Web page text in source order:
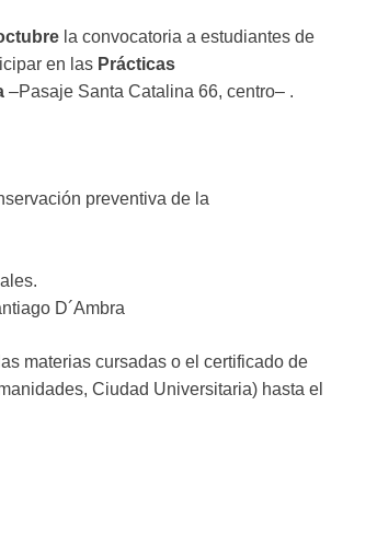
la convocatoria a estudiantes de
en las Prácticas
–Pasaje Santa Catalina 66, centro– .
preventiva de la
D´Ambra
materias cursadas o el certificado de
Ciudad Universitaria) hasta el